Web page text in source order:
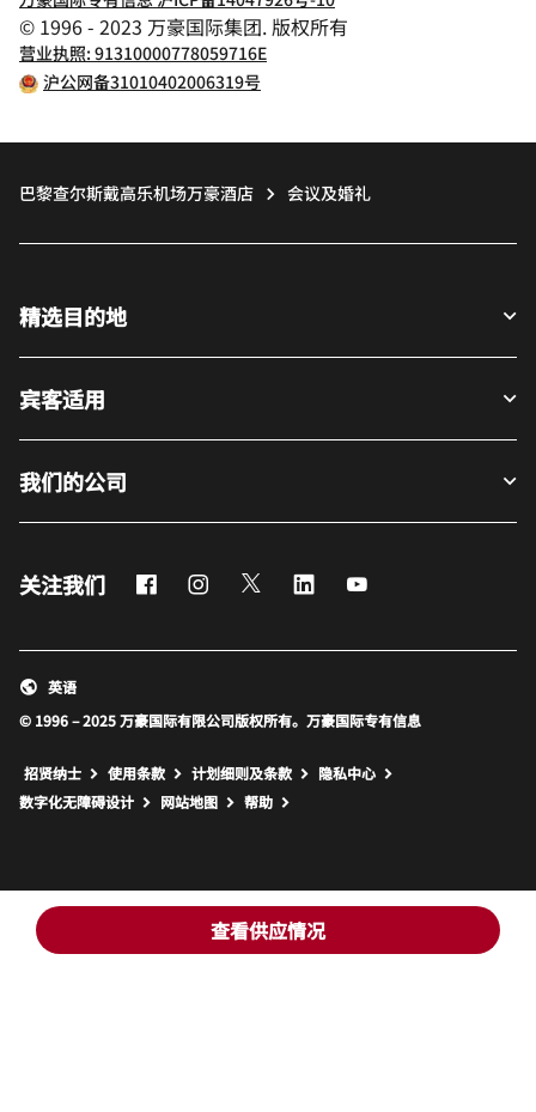
查看供应情况
© 1996 - 2023 万豪国际集团. 版权所有
营业执照: 91310000778059716E
沪公网备31010402006319号
巴黎查尔斯戴高乐机场万豪酒店 会议及婚礼
精选目的地
宾客适用
我们的公司
关注我们 FacebookInstagram
Twitter LinkedIn
© 1996 – 2025 万豪国际有限公司版权所有。万豪国际专有信息
英语
招贤纳士 使用条款 计划细则及条款
隐私中心
数字化无障碍设计
网站地图 打开新窗口
帮助